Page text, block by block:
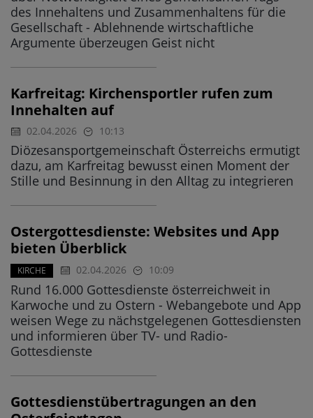
des Innehaltens und Zusammenhaltens für die
Gesellschaft - Ablehnende wirtschaftliche
Argumente überzeugen Geist nicht
Karfreitag: Kirchensportler rufen zum
Innehalten auf
02.04.2026 10:13
Diözesansportgemeinschaft Österreichs ermutigt
dazu, am Karfreitag bewusst einen Moment der
Stille und Besinnung in den Alltag zu integrieren
Ostergottesdienste: Websites und App
bieten Überblick
KIRCHE 02.04.2026 10:09
Rund 16.000 Gottesdienste österreichweit in
Karwoche und zu Ostern - Webangebote und App
weisen Wege zu nächstgelegenen Gottesdiensten
und informieren über TV- und Radio-
Gottesdienste
Gottesdienstübertragungen an den